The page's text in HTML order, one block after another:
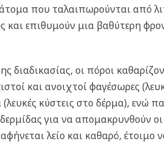
άτομα που ταλαιπωρούνται από
και επιθυμούν μια βαθύτερη
διαδικασίας, οι πόροι
και ανοιχτοί φαγέσωρες
κύστεις στο δέρμα), ενώ
για να απομακρυνθούν
λείο και καθαρό, έτοιμο